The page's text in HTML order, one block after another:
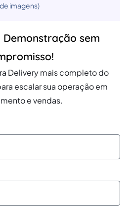
de imagens)
Demonstração sem
Delivery mais completo do
escalar sua operação em
e vendas.